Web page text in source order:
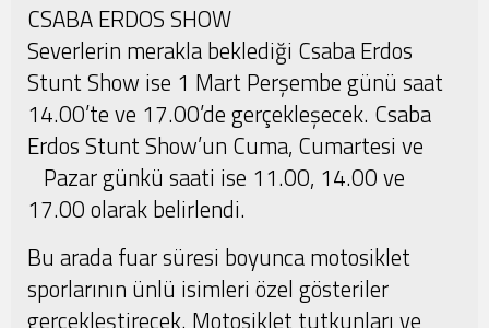
CSABA ERDOS SHOW
Severlerin merakla beklediği Csaba Erdos
Stunt Show ise 1 Mart Perşembe günü saat
14.00’te ve 17.00’de gerçekleşecek. Csaba
Erdos Stunt Show’un Cuma, Cumartesi ve
Pazar günkü saati ise 11.00, 14.00 ve
17.00 olarak belirlendi.
Bu arada fuar süresi boyunca motosiklet
sporlarının ünlü isimleri özel gösteriler
gerçekleştirecek. Motosiklet tutkunları ve